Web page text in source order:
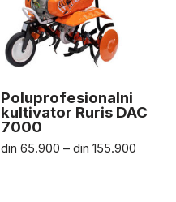
Poluprofesionalni
kultivator Ruris DAC
7000
din 65.900 – din 155.900